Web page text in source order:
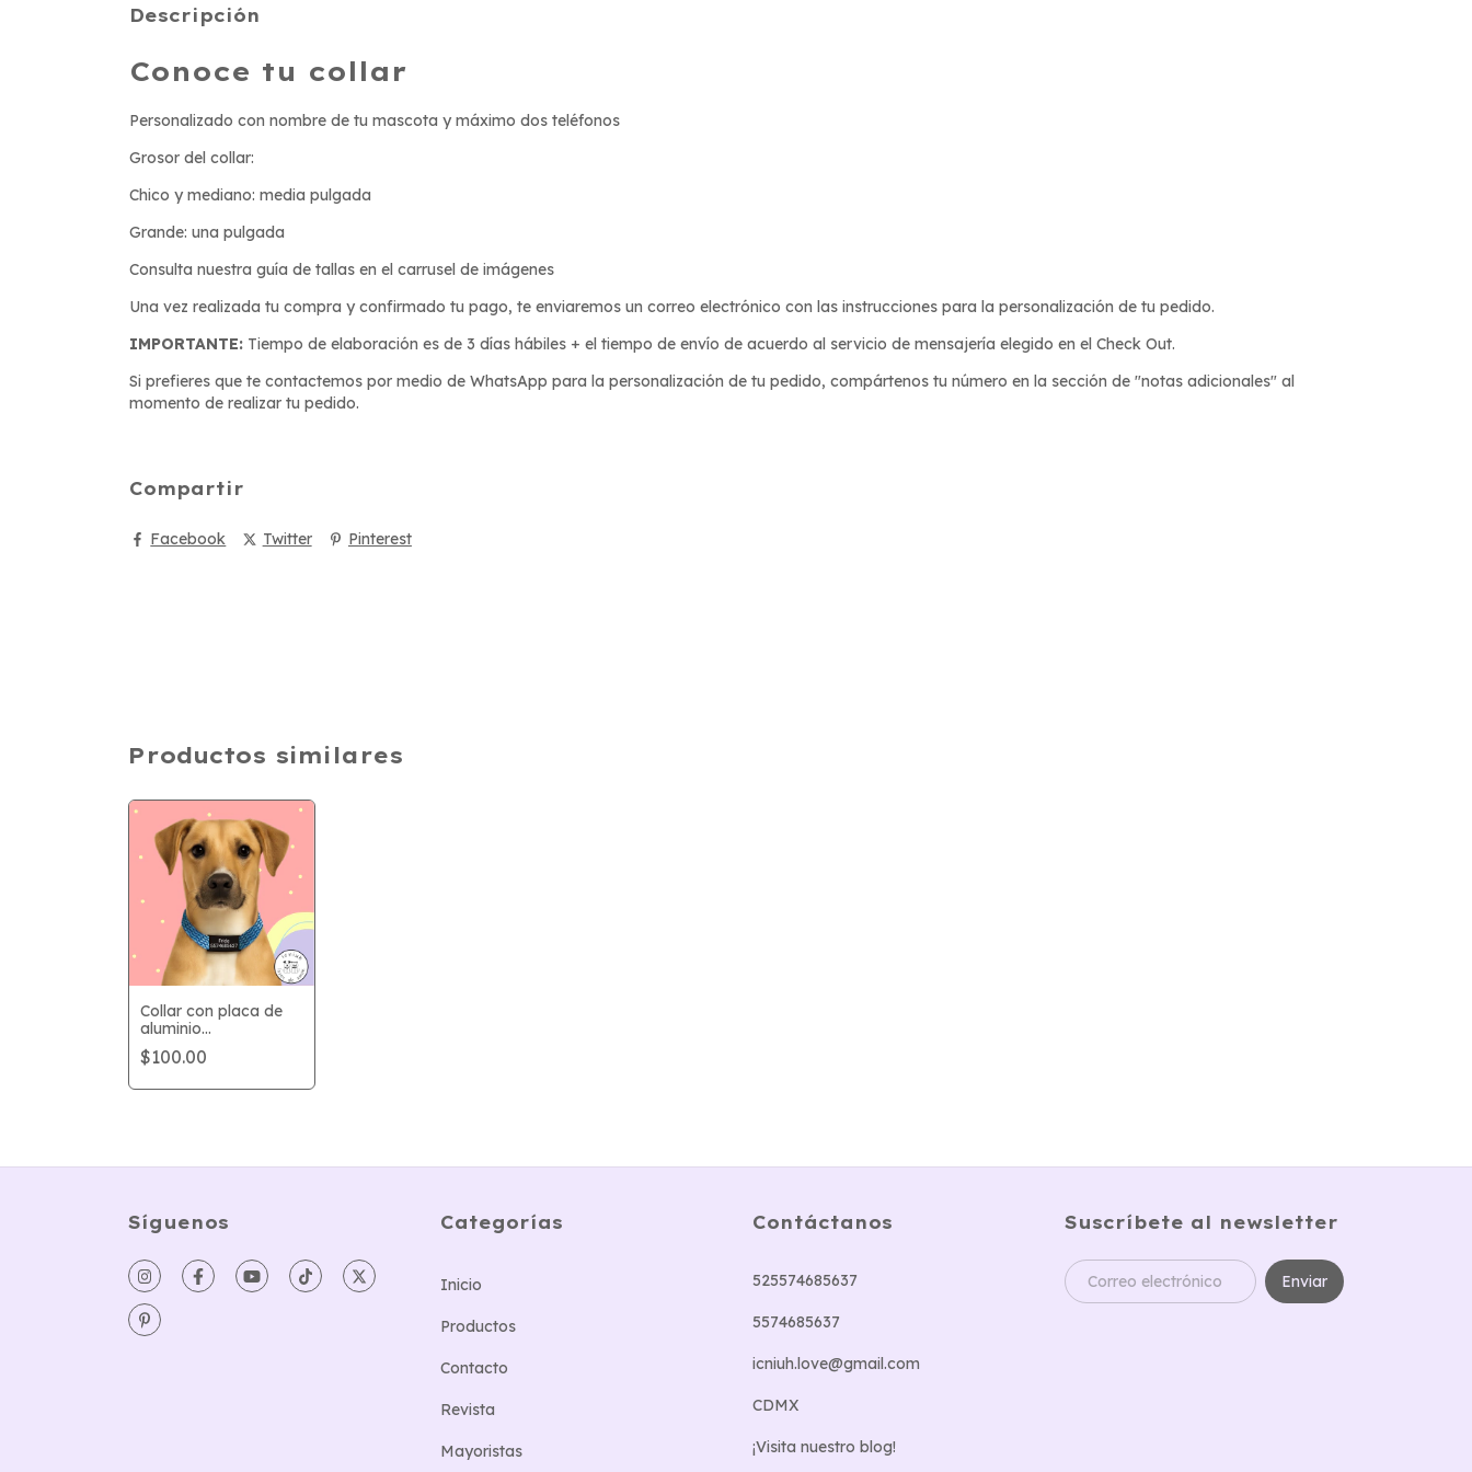
Descripción
Conoce tu collar
Personalizado con nombre de tu mascota y máximo dos teléfonos
Grosor del collar:
Chico y mediano: media pulgada
Grande: una pulgada
Consulta nuestra guía de tallas en el carrusel de imágenes
Una vez realizada tu compra y confirmado tu pago, te enviaremos un correo electrónico con las instrucciones para la personalización de tu pedido.
IMPORTANTE: Tiempo de elaboración es de 3 días hábiles + el tiempo de envío de acuerdo al servicio de mensajería elegido en el Check Out.
Si prefieres que te contactemos por medio de WhatsApp para la personalización de tu pedido, compártenos tu número en la sección de "notas adicionales" al
momento de realizar tu pedido.
Compartir
Facebook Twitter Pinterest
Productos similares
Collar con placa de
aluminio
personalizada | icniuh
$100.00
Síguenos Categorías
Inicio
Productos
Contacto
Revista
Mayoristas
Contáctanos
525574685637
5574685637
icniuh.love@gmail.com
CDMX
¡Visita nuestro blog!
Suscríbete al newsletter